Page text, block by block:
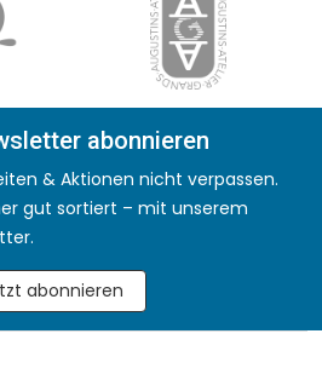
abonnieren
& Aktionen nicht verpassen.
gut sortiert – mit unserem
abonnieren